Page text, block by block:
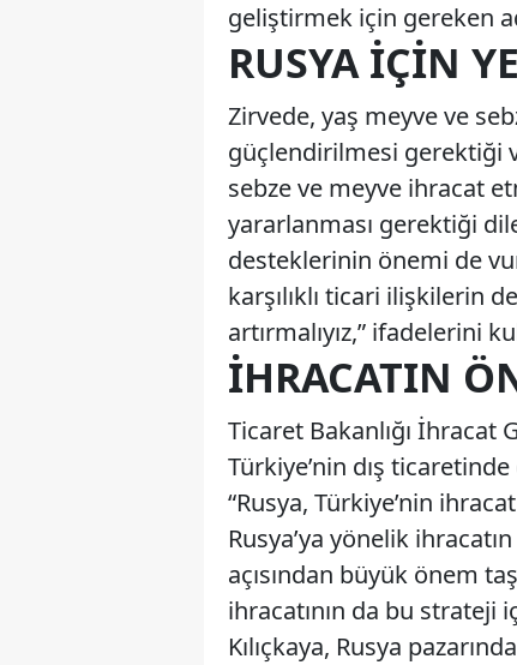
geliştirmek için gereken
RUSYA İÇIN
Zirvede, yaş meyve ve
güçlendirilmesi gerektiği
sebze ve meyve ihracat
yararlanması gerektiği
desteklerinin önemi de
karşılıklı ticari ilişkilerin
artırmalıyız,” ifadelerini
İHRACATIN
Ticaret Bakanlığı İhracat
Türkiye’nin dış
“Rusya, Türkiye’nin
Rusya’ya yönelik
açısından büyük önem
ihracatının da bu
Kılıçkaya, Rusya